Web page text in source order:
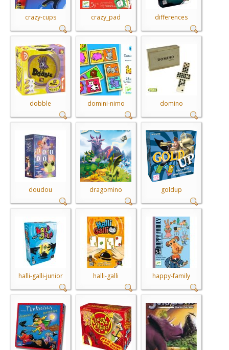
crazy-cups crazy_pad differences
dobble domini-nimo domino
doudou dragomino goldup
halli-galli-junior halli-galli happy-family